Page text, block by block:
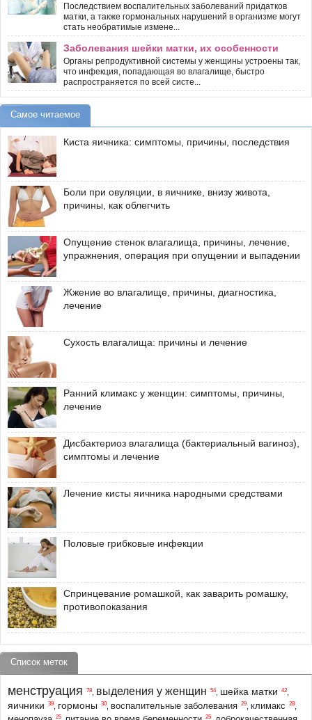
Последствием воспалительных заболеваний придатков
матки, а также гормональных нарушений в организме могут
стать необратимые измене...
Заболевания шейки матки, их особенности
Органы репродуктивной системы у женщины устроены так,
что инфекция, попадающая во влагалище, быстро
распространяется по всей систе...
Самое читаемое
Киста яичника: симптомы, причины, последствия
Боли при овуляции, в яичнике, внизу живота,
причины, как облегчить
Опущение стенок влагалища, причины, лечение,
упражнения, операция при опущении и выпадении
Жжение во влагалище, причины, диагностика,
лечение
Сухость влагалища: причины и лечение
Ранний климакс у женщин: симптомы, причины,
лечение
Дисбактериоз влагалища (бактериальный вагиноз),
симптомы и лечение
Лечение кисты яичника народными средствами
Половые грибковые инфекции
Спринцевание ромашкой, как заварить ромашку,
противопоказания
Список меток
менструация 78 выделения у женщин 54, шейка матки 42
яичники 39 гормоны 30, воспалительные заболевания 29 климакс 28
25 25